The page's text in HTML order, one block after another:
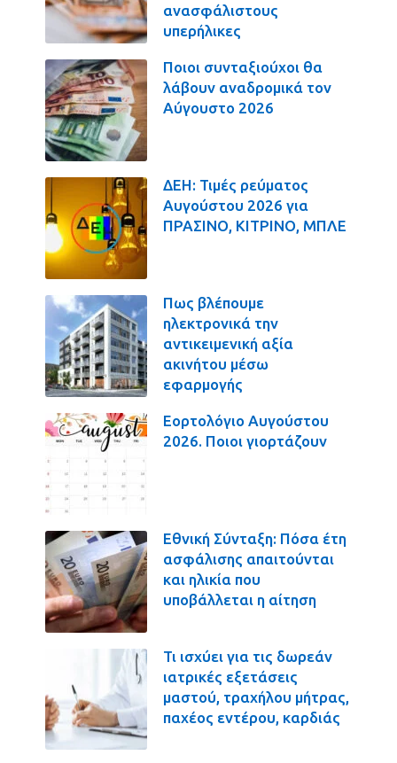
ανασφάλιστους
υπερήλικες
Ποιοι συνταξιούχοι θα
λάβουν αναδρομικά τον
Αύγουστο 2026
ΔΕΗ: Τιμές ρεύματος
Αυγούστου 2026 για
ΠΡΑΣΙΝΟ, ΚΙΤΡΙΝΟ, ΜΠΛΕ
Πως βλέπουμε
ηλεκτρονικά την
αντικειμενική αξία
ακινήτου μέσω
εφαρμογής
Εορτολόγιο Αυγούστου
2026. Ποιοι γιορτάζουν
Εθνική Σύνταξη: Πόσα έτη
ασφάλισης απαιτούνται
και ηλικία που
υποβάλλεται η αίτηση
Τι ισχύει για τις δωρεάν
ιατρικές εξετάσεις
μαστού, τραχήλου μήτρας,
παχέος εντέρου, καρδιάς